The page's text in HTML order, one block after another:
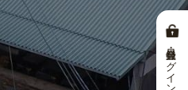
会員登録・ログイン